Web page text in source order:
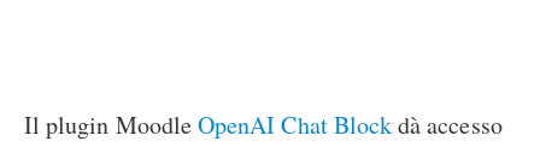
Il plugin MoodleOpenAI Chat Blockdà accesso